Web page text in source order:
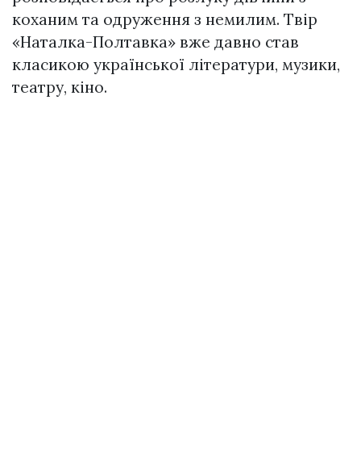
коханим та одруження з немилим. Твір
«Наталка-Полтавка» вже давно став
класикою української літератури, музики,
театру, кіно.